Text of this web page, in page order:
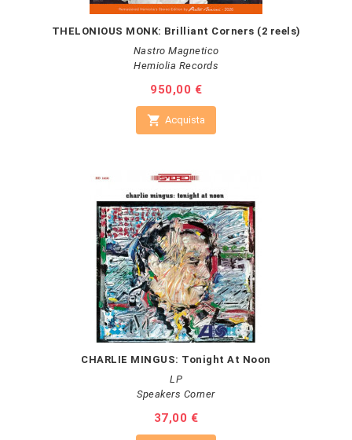
THELONIOUS MONK: Brilliant Corners (2 reels)
Nastro Magnetico
Hemiolia Records
Prezzo
950,00 €
 Acquista
CHARLIE MINGUS: Tonight At Noon
LP
Speakers Corner
Prezzo
37,00 €